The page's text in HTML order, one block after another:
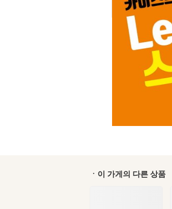
ㆍ이 가게의 다른 상품